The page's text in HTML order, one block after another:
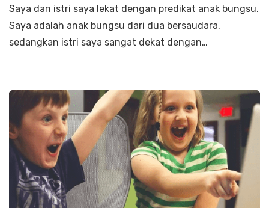
Saya dan istri saya lekat dengan predikat anak bungsu.
Saya adalah anak bungsu dari dua bersaudara,
sedangkan istri saya sangat dekat dengan…